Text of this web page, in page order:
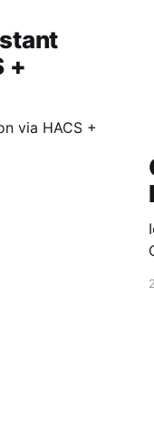
+
via HACS +